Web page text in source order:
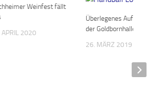
Weinfest fällt
APRIL 2020
Überlegenes
der Goldbornhalle
26. MÄRZ 2019